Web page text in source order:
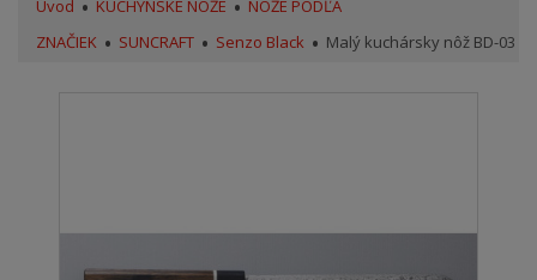
Úvod KUCHYNSKÉ NOŽE
NOŽE PODĽA
ZNAČIEK
SUNCRAFT Senzo Black Malý kuchársky nôž BD-03